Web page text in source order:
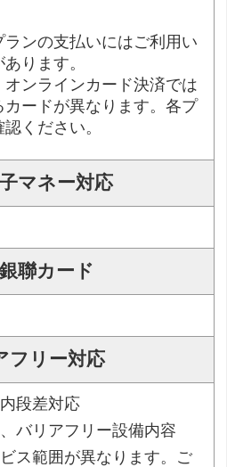
ンの支払いにはご利用い
ります。
オンラインカード決済では
カードが異なります。各プ
ください。
マネー対応
聯カード
フリー対応
段差対応
バリアフリー設備内容
ス範囲が異なります。ご